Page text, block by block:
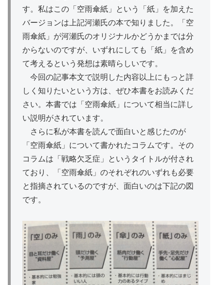
す。私はこの「空雨傘紙」という「紙」を加えた
バージョンは上記河瀬氏の本で知りました。「空
雨傘紙」が河瀬氏のオリジナルかどうかまでは分
からないのですが、いずれにしても「紙」を含め
て考えるという発想は素晴らしいです。
今回の記事本文で説明した内容以上にもっと詳
しく知りたいという方は、ぜひ本書をお読みくだ
さい。本書では「空雨傘紙」について相当に詳し
い説明がされています。
さらに私が本書を読んで面白いと感じたのが
「空雨傘紙」について書かれたコラムです。その
コラムは「戦略欠乏症」というタイトルが付され
ており、「空雨傘紙」のそれぞれのいずれも必要
と指摘されているのですが、面白いのは下記の図
です。